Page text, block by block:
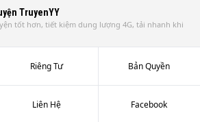
TruyenYY
tốt hơn, tiết kiệm dung lượng 4G, tải nhanh khi
Riêng Tư Bản Quyền
Liên Hệ Facebook